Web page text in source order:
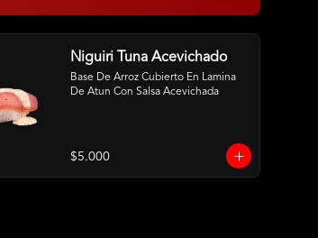
Niguiri Tuna Acevichado
Base De Arroz Cubierto En Lamina
De Atun Con Salsa Acevichada
$5.000